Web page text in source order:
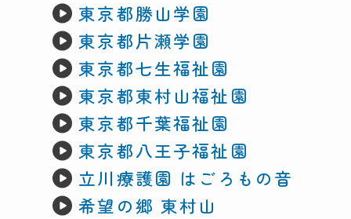
東京都勝山学園
東京都片瀬学園
東京都七生福祉園
東京都東村山福祉園
東京都千葉福祉園
東京都八王子福祉園
立川療護園 はごろもの音
希望の郷 東村山